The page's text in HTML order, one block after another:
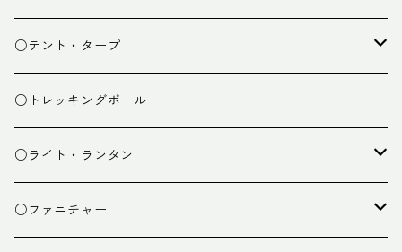
スタッフバッグ
ザック小物
クッカー
バーナー
カトラリー
クッキング小物
○テント・タープ
テント
タープ
ペグ・ハンマー・小物
○トレッキングポール
○ライト・ランタン
ライト
○ファニチャー